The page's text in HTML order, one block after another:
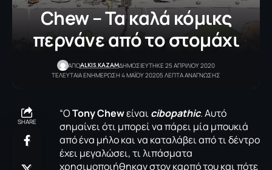
Chew – Τα καλά κόμικς
περνάνε από το στομάχι
ΑΠΟALKIS.KAZAMΔΗΜΟΣΙΕΥΤΗΚΕ 25 ΑΠΡΙΛΙΟΥ 2020
ΤΕΛΕΥΤΑΙΑ ΕΝΗΜΕΡΩΣΗ 4 ΜΑΪΟΥ 20205 ΛΕΠΤΑ ΑΝΑΓΝΩΣΗΣ
SHARE
“OTony Chewείναι cibopathic. Αυτό
σημαίνει ότι μπορεί να πάρει μία μπουκιά
από ένα μήλο και να καταλάβει από τι δέντρο
έχει μεγαλώσει, τι λιπάσματα
χρησιμοποιήθηκαν στον καρπό του και πότε